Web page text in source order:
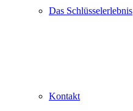
Das Schlüsselerlebnis
Kontakt